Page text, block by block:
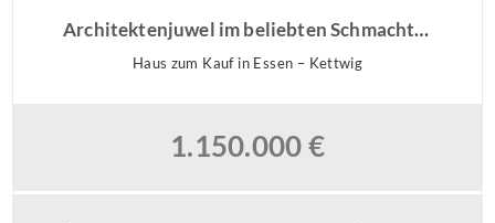
Architektenjuwel im beliebten Schmachtenbergviertel
Haus zum Kauf in Essen – Kettwig
1.150.000 €